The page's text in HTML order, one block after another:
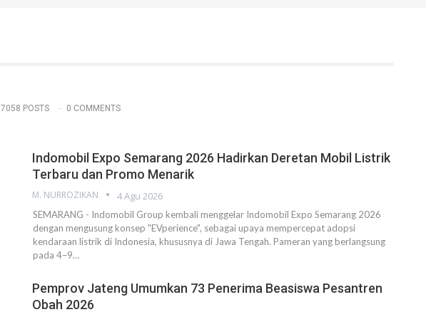
7058 POSTS 0 COMMENTS
Indomobil Expo Semarang 2026 Hadirkan Deretan Mobil Listrik
Terbaru dan Promo Menarik
M. NURROZIKAN 4 Agu 2026
SEMARANG - Indomobil Group kembali menggelar Indomobil Expo Semarang 2026
dengan mengusung konsep "EVperience", sebagai upaya mempercepat adopsi
kendaraan listrik di Indonesia, khususnya di Jawa Tengah. Pameran yang berlangsung
pada 4–9…
Pemprov Jateng Umumkan 73 Penerima Beasiswa Pesantren
Obah 2026